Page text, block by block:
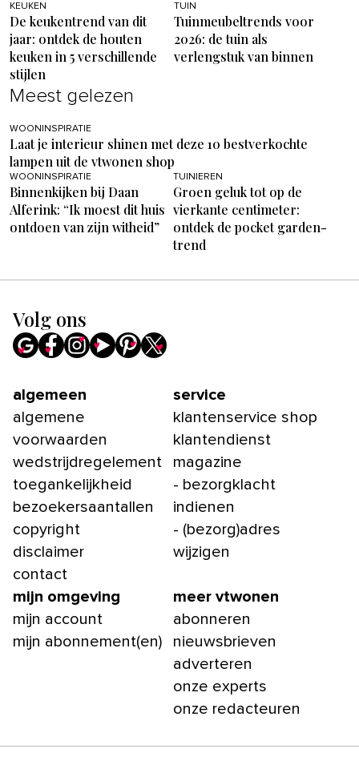
KEUKEN
De keukentrend van dit
jaar: ontdek de houten
keuken in 5 verschillende
stijlen
TUIN
Tuinmeubeltrends voor
2026: de tuin als
verlengstuk van binnen
Meest gelezen
WOONINSPIRATIE
Laat je interieur shinen met deze 10 bestverkochte
lampen uit de vtwonen shop
WOONINSPIRATIE
Binnenkijken bij Daan
Alferink: “Ik moest dit huis
ontdoen van zijn witheid”
TUINIEREN
Groen geluk tot op de
vierkante centimeter:
ontdek de pocket garden-
trend
Volg ons
algemeen
algemene
voorwaarden
wedstrijdregelement
toegankelijkheid
bezoekersaantallen
copyright
disclaimer
contact
service
klantenservice shop
klantendienst
magazine
- bezorgklacht
indienen
- (bezorg)adres
wijzigen
mijn omgeving
mijn account
mijn abonnement(en)
meer vtwonen
abonneren
nieuwsbrieven
adverteren
onze experts
onze redacteuren